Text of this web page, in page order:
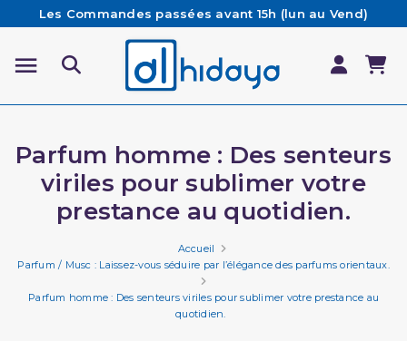
Les Commandes passées avant 15h (lun au Vend)
sont préparées et expédiées le jour même
Besoin d'aide ? Retrouvez notre FAQ
Livraison offerte à partir de 65€ d'achat*
Parfum homme : Des senteurs
viriles pour sublimer votre
prestance au quotidien.
Accueil
Parfum / Musc : Laissez-vous séduire par l’élégance des parfums orientaux.
Parfum homme : Des senteurs viriles pour sublimer votre prestance au
quotidien.